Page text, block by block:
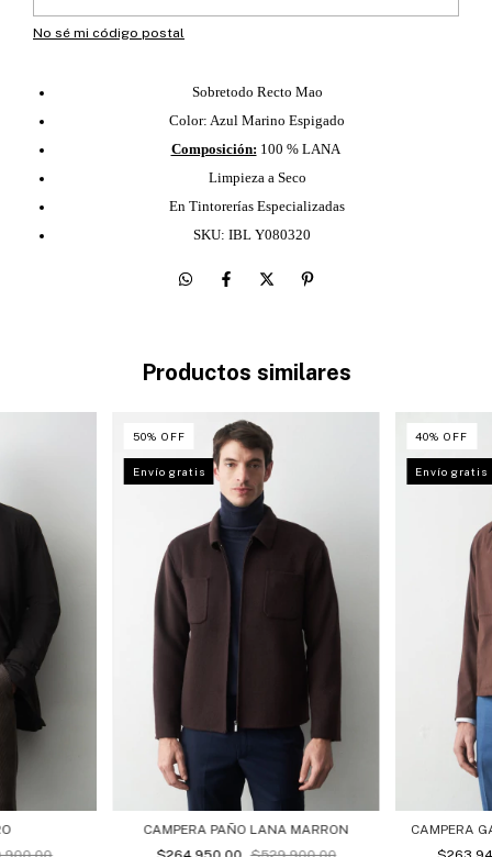
No sé mi código postal
Sobretodo Recto Mao
Color: Azul Marino Espigado
Composición: 100 % LANA
Limpieza a Seco
En Tintorerías Especializadas
SKU: IBL Y080320
Productos similares
50% OFF
Envío gratis
CAMPERA PAÑO LANA MARRON
40%OFF
Envío gratis
CAMPERA